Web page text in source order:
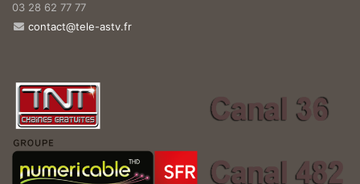
03 28 62 77 77
contact@tele-astv.fr